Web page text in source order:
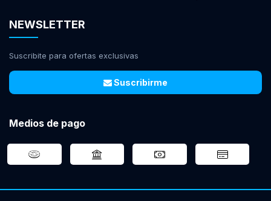
NEWSLETTER
Suscribite para ofertas exclusivas
Suscribirme
Medios de pago